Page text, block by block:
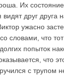
Их
друг
ужасно
словами, что
попыток
что
с трупом